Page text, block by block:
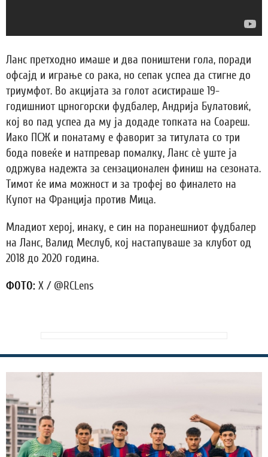
Ланс претходно имаше и два поништени гола, поради
офсајд и играње со рака, но сепак успеа да стигне до
триумфот. Во акцијата за голот асистираше 19-
годишниот црногорски фудбалер, Андрија Булатовиќ,
кој во пад успеа да му ја додаде топката на Соареш.
Иако ПСЖ и понатаму е фаворит за титулата со три
бода повеќе и натпревар помалку, Ланс сè уште ја
одржува надежта за сензационален финиш на сезоната.
Тимот ќе има можност и за трофеј во финалето на
Купот на Франција против Мица.
Младиот херој, инаку, е син на поранешниот фудбалер
на Ланс, Валид Меслуб, кој настапуваше за клубот од
2018 до 2020 година.
ФОТО: X / @RCLens